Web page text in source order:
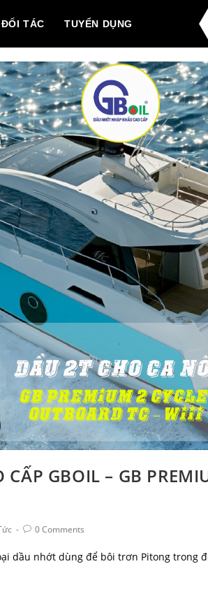
ĐỐI TÁC TUYỂN DỤNG
GBOIL – GB
0 Comments
dầu nhớt dùng để bôi trơn Pitong trong